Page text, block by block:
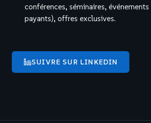
conférences, séminaires,
payants), offres exclusives.
SUIVRE SUR LINKEDIN